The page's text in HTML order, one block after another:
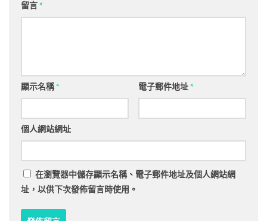
留言*
顯示名稱* 電子郵件地址*
個人網站網址
在瀏覽器中儲存顯示名稱、電子郵件地址及個人網站網
址，以供下次發佈留言時使用。